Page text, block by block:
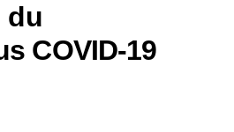
du
COVID-19